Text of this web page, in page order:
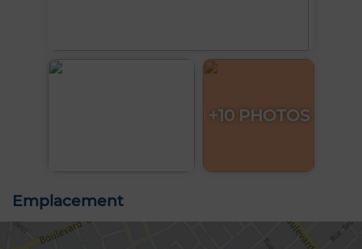
+10 PHOTOS
Emplacement